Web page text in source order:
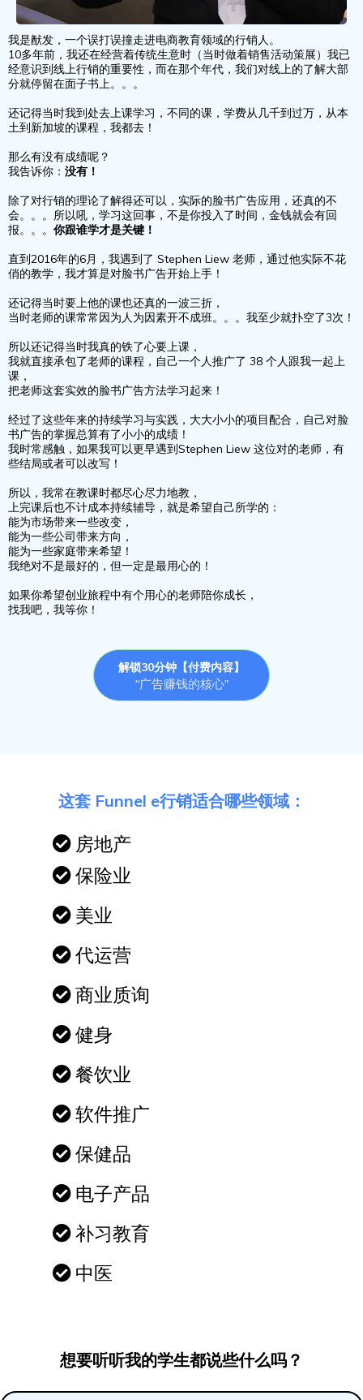
我是猷发，一个误打误撞走进电商教育领域的行销人。
10多年前，我还在经营着传统生意时（当时做着销售活动策展）我已
经意识到线上行销的重要性，而在那个年代，我们对线上的了解大部
分就停留在面子书上。。。
还记得当时我到处去上课学习，不同的课，学费从几千到过万，从本
土到新加坡的课程，我都去！
那么有没有成绩呢？
我告诉你： 没有！
除了对行销的理论了解得还可以，实际的脸书广告应用，还真的不
会。。。所以吼，学习这回事，不是你投入了时间，金钱就会有回
报。。。 你跟谁学才是关键！
直到2016年的6月，我遇到了 Stephen Liew 老师，通过他实际不花
俏的教学，我才算是对脸书广告开始上手！
还记得当时要上他的课也还真的一波三折，
当时老师的课常常因为人为因素开不成班。。。我至少就扑空了3次！
所以还记得当时我真的铁了心要上课，
我就直接承包了老师的课程，自己一个人推广了 38 个人跟我一起上
课，
把老师这套实效的脸书广告方法学习起来！
经过了这些年来的持续学习与实践，大大小小的项目配合，自己对脸
书广告的掌握总算有了小小的成绩！
我时常感触，如果我可以更早遇到Stephen Liew 这位对的老师，有
些结局或者可以改写！
所以，我常在教课时都尽心尽力地教，
上完课后也不计成本持续辅导，就是希望自己所学的：
能为市场带来一些改变，
能为一些公司带来方向，
能为一些家庭带来希望！
我绝对不是最好的，但一定是最用心的！
如果你希望创业旅程中有个用心的老师陪你成长，
找我吧，我等你！
解锁30分钟【付费内容】
“广告赚钱的核心”
这套 Funnel e行销适合哪些领域：
房地产
保险业
美业
代运营
商业质询
健身
餐饮业
软件推广
保健品
电子产品
补习教育
中医
想要听听我的学生都说些什么吗？